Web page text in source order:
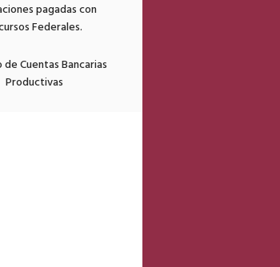
pagadas con
Federales.
Cuentas Bancarias
Productivas